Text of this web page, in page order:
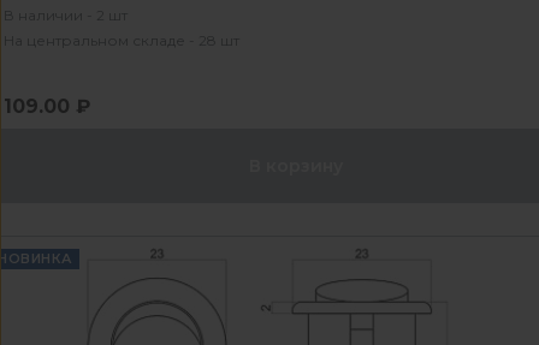
В наличии - 2 шт
На центральном складе - 28 шт
109.00 ₽